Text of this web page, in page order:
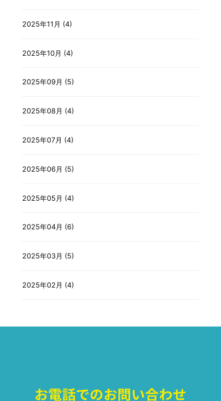
2025年11月 (4)
2025年10月 (4)
2025年09月 (5)
2025年08月 (4)
2025年07月 (4)
2025年06月 (5)
2025年05月 (4)
2025年04月 (6)
2025年03月 (5)
2025年02月 (4)